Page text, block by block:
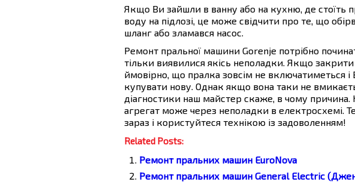
Якщо Ви зайшли в ванну або на кухню, де стоїть
воду на підлозі, це може свідчити про те, що
шланг або зламався насос.
Ремонт пральної машини Gorenje потрібно
тільки виявилися якісь неполадки. Якщо закрити
ймовірно, що пралка зовсім не включатиметься
купувати нову. Однак якщо вона таки не
діагностики наш майстер скаже, в чому
агрегат може через неполадки в електросхемі.
зараз і користуйтеся технікою із задоволенням!
Related Posts:
Ремонт пральних машин EuroNova
Ремонт пральних машин General Electric